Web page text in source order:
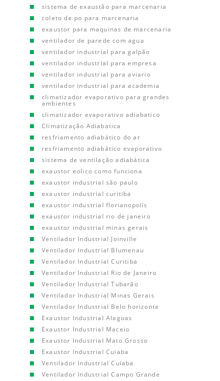
sistema de exaustão para marcenaria
coleto de po para marcenaria
exaustor para maquinas de marcenaria
ventilador de parede com agua
ventilador industrial para galpão
ventilador industrial para empresa
ventilador industrial para aviario
ventilador industrial para academia
climatizador evaporativo para grandes
ambientes
climatizador evaporativo adiabatico
Climatização Adiabatica
resfriamento adiabático do ar
resfriamento adiabático evaporativo
sistema de ventilação adiabática
exaustor eolico como funciona
exaustor industrial são paulo
exaustor industrial curitiba
exaustor industrial florianopolis
exaustor industrial rio de janeiro
exaustor industrial minas gerais
Ventilador Industrial Joinville
Ventilador Industrial Blumenau
Ventilador Industrial Curitiba
Ventilador Industrial Rio de Janeiro
Ventilador Industrial Tubarão
Ventilador Industrial Minas Gerais
Ventilador Industrial Belo horizonte
Exaustor Industrial Alagoas
Exaustor Industrial Maceio
Exaustor Industrial Mato Grosso
Exaustor Industrial Cuiaba
Ventilador Industrial Cuiaba
Ventilador Industrial Campo Grande